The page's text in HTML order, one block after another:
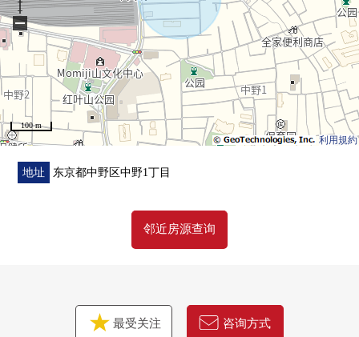
・3LDK+S+屋顶阳台
・已经所有房间层表面涂层施工
・已经监视照相机设置
▼房间的特徴
・2楼LDK是约17.0张塌塌米开放感觉某一个空间
・与家族的会话兴奋起来的开放式厨房
・到处采用了木纹风格设计以及瓷砖
有温暖的室内空间
・也能用约5.7张塌塌米作为居室使用1楼储藏室
・收纳或者远程办公空白是多用途
能灵活运用的3楼有储藏室（小于6贴的房间）
利用規約
100 m
−
地址 东京都中野区中野1丁目
邻近房源查询
最受关注 咨询方式